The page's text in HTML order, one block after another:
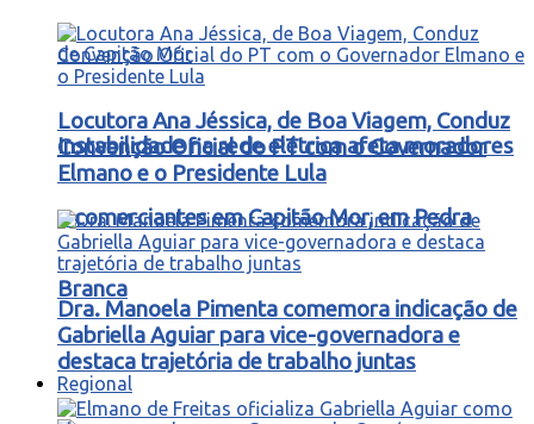
Instabilidade na rede elétrica afeta moradores
e comerciantes em Capitão Mor, em Pedra
Branca
Regional
Locutora Ana Jéssica, de Boa Viagem, Conduz
Convenção Oficial do PT com o Governador
Elmano e o Presidente Lula
Dra. Manoela Pimenta comemora indicação de
Gabriella Aguiar para vice-governadora e
destaca trajetória de trabalho juntas